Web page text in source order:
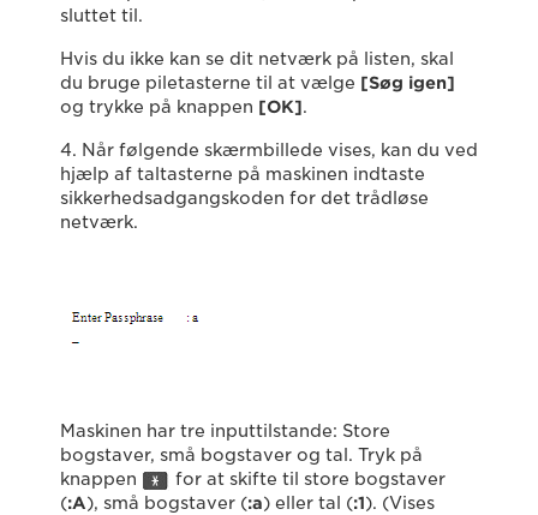
sluttet til.
Hvis du ikke kan se dit netværk på listen, skal
du bruge piletasterne til at vælge [Søg igen]
og trykke på knappen [OK].
4. Når følgende skærmbillede vises, kan du ved
hjælp af taltasterne på maskinen indtaste
sikkerhedsadgangskoden for det trådløse
netværk.
Maskinen har tre inputtilstande: Store
bogstaver, små bogstaver og tal. Tryk på
knappen
for at skifte til store bogstaver
(:A), små bogstaver (:a) eller tal (:1). (Vises